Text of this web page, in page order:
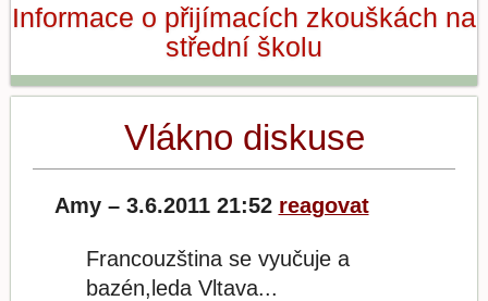
Informace o přijímacích zkouškách na
střední školu
Vlákno diskuse
Amy – 3.6.2011 21:52 reagovat
Francouzština se vyučuje a
bazén,leda Vltava...